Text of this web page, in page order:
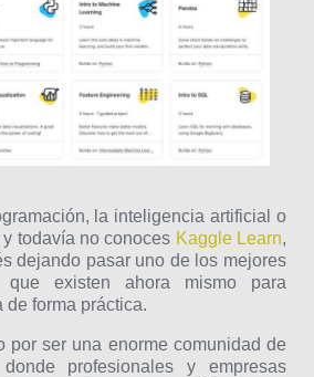
la inteligencia artificial o
todavía no conoces Kaggle Learn,
dejando pasar uno de los mejores
que existen ahora mismo para
forma práctica.
por ser una enorme comunidad de
profesionales y empresas